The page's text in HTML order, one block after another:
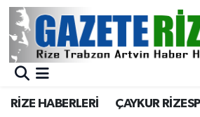
RİZE HABERLERİ ÇAYKUR
BÖLGEMİZ
Merkez Nöbetçi Eczaneler